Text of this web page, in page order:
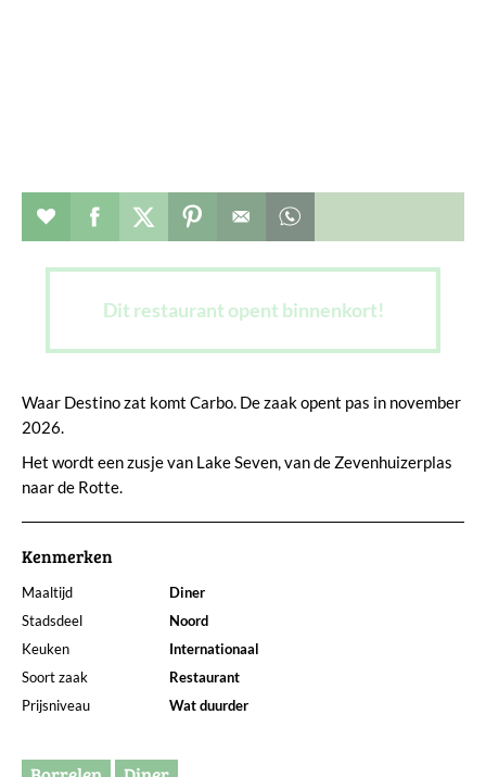
Restaurant toevoegen aan favorieten
Deel dit op facebook
Deel dit op twitter
Deel dit op pinterest
Dit restaurant opent binnenkort!
Waar Destino zat komt Carbo. De zaak opent pas in november
2026.
Het wordt een zusje van Lake Seven, van de Zevenhuizerplas
naar de Rotte.
Kenmerken
Maaltijd
Diner
Stadsdeel
Noord
Keuken
Internationaal
Soort zaak
Restaurant
Prijsniveau
Wat duurder